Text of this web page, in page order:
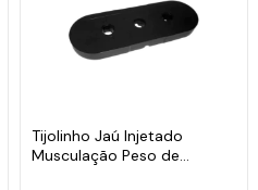
Tijolinho Jaú Injetado
Musculação Peso de